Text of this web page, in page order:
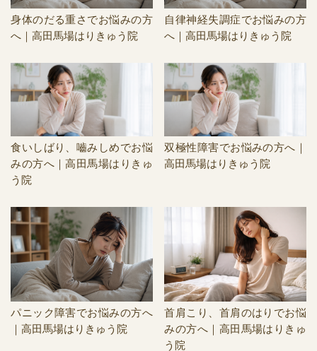
身体のだる重さでお悩みの方
へ｜高田馬場はりきゅう院
自律神経失調症でお悩みの方
へ｜高田馬場はりきゅう院
食いしばり、嚙みしめでお悩
みの方へ｜高田馬場はりきゅ
う院
双極性障害でお悩みの方へ｜
高田馬場はりきゅう院
パニック障害でお悩みの方へ
｜高田馬場はりきゅう院
首肩こり、首肩のはりでお悩
みの方へ｜高田馬場はりきゅ
う院